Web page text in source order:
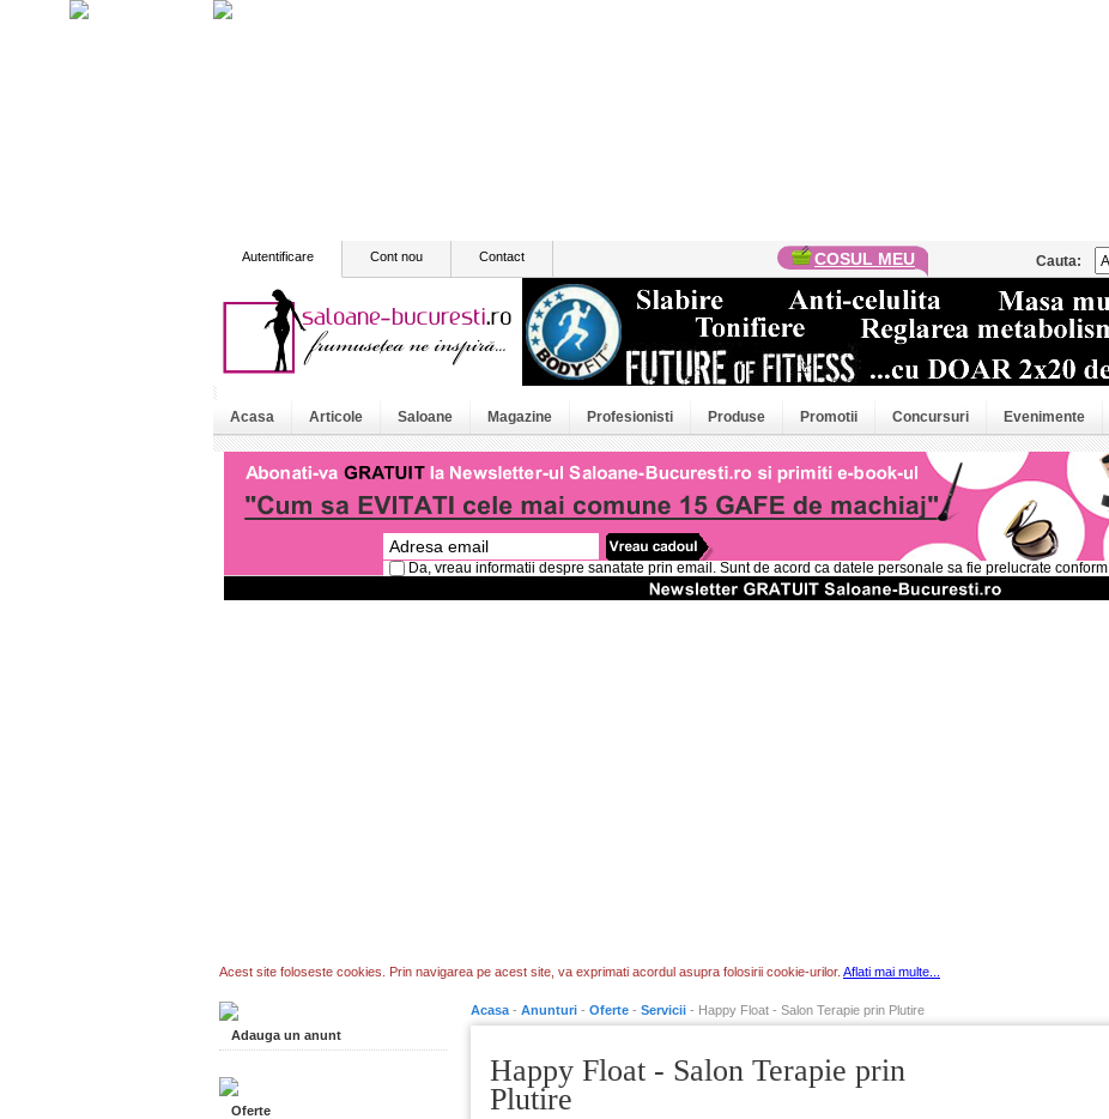
Autentificare Cont nou Contact COSUL MEU Cauta:
Acasa Articole Saloane Magazine Profesionisti Produse Promotii Concursuri Evenimente
Da, vreau informatii despre sanatate prin email. Sunt de acord ca datele personale sa fie prelucrate conform
Acest site foloseste cookies. Prin navigarea pe acest site, va exprimati acordul asupra folosirii cookie-urilor. Aflati mai multe...
Adauga un anunt
Oferte
Acasa - Anunturi - Oferte - Servicii - Happy Float - Salon Terapie prin Plutire
Happy Float - Salon Terapie prin
Plutire